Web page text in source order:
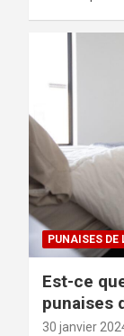
PUNAISES DE
Est-ce
punaises
30 janvier